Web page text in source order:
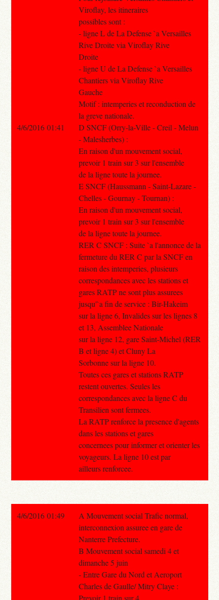
Viroflay, les itineraires
possibles sont :
- ligne L de La Defense `a Versailles
Rive Droite via Viroflay Rive
Droite
- ligne U de La Defense `a Versailles
Chantiers via Viroflay Rive
Gauche
Motif : intemperies et reconduction de
la greve nationale.
D SNCF (Orry-la-Ville - Creil - Melun
- Malesherbes) :
En raison d'un mouvement social,
prevoir 1 train sur 3 sur l'ensemble
de la ligne toute la journee.
E SNCF (Haussmann - Saint-Lazare -
Chelles - Gournay - Tournan) :
En raison d'un mouvement social,
prevoir 1 train sur 3 sur l'ensemble
de la ligne toute la journee.
RER C SNCF : Suite `a l'annonce de la
fermeture du RER C par la SNCF en
raison des intemperies, plusieurs
correspondances avec les stations et
gares RATP ne sont plus assurees
jusqu'`a fin de service : Bir-Hakeim
sur la ligne 6, Invalides sur les lignes 8
et 13, Assemblee Nationale
sur la ligne 12, gare Saint-Michel (RER
B et ligne 4) et Cluny La
Sorbonne sur la ligne 10.
Toutes ces gares et stations RATP
restent ouvertes. Seules les
correspondances avec la ligne C du
Transilien sont fermees.
La RATP renforce la presence d'agents
dans les stations et gares
concernees pour informer et orienter les
voyageurs. La ligne 10 est par
ailleurs renforcee.
4/6/2016 01:41
4/6/2016 01:49
A Mouvement social Trafic normal,
interconnexion assuree en gare de
Nanterre Prefecture.
B Mouvement social samedi 4 et
dimanche 5 juin
- Entre Gare du Nord et Aeroport
Charles de Gaulle/ Mitry Claye :
Prevoir 1 train sur 4